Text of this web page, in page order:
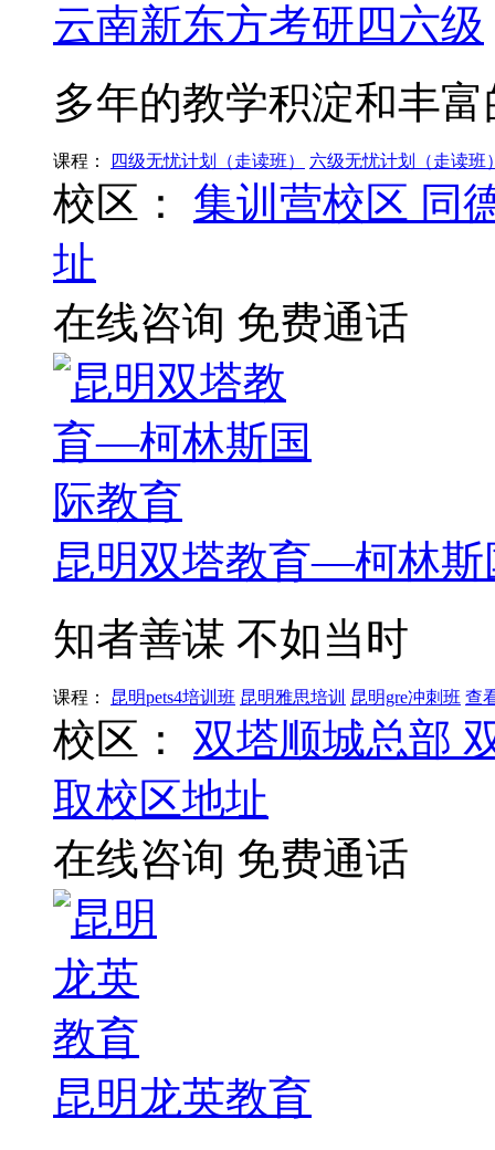
云南新东方考研四六级
多年的教学积淀和丰
课程： 四级无忧计划（走读班） 六级无忧计划（走读班
校区： 集训营校区 同
址
在线咨询 免费通话
昆明双塔教育—柯林斯
知者善谋 不如当时
课程： 昆明pets4培训班 昆明雅思培训 昆明gre冲刺班 查
校区： 双塔顺城总部
取校区地址
在线咨询 免费通话
昆明龙英教育